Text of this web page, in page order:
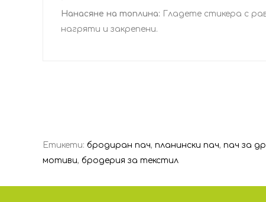
Нанасяне на топлина: Гладете стикера с
нагряти и закрепени.
Етикети: бродиран пач, планински пач, пач за
мотиви, бродерия за текстил